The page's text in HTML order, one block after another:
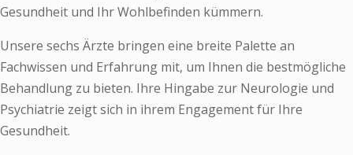
Gesundheit und Ihr Wohlbefinden kümmern.
Unsere sechs Ärzte bringen eine breite Palette an
Fachwissen und Erfahrung mit, um Ihnen die bestmögliche
Behandlung zu bieten. Ihre Hingabe zur Neurologie und
Psychiatrie zeigt sich in ihrem Engagement für Ihre
Gesundheit.